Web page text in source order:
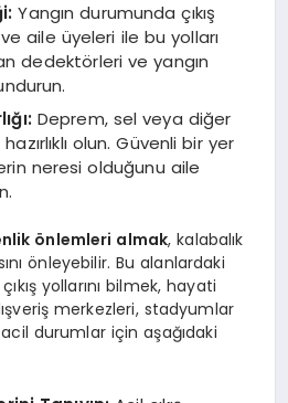
Yangın durumunda çıkış
aile üyeleri ile bu yolları
dedektörleri ve yangın
Deprem, sel veya diğer
olun. Güvenli bir yer
neresi olduğunu aile
önlemleri almak, kalabalık
önleyebilir. Bu alanlardaki
yollarını bilmek, hayati
merkezleri, stadyumlar
durumlar için aşağıdaki